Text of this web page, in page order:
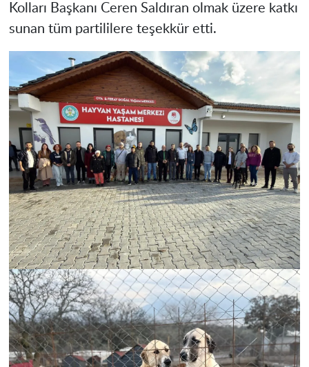
Kolları Başkanı Ceren Saldıran olmak üzere katkı
sunan tüm partililere teşekkür etti.